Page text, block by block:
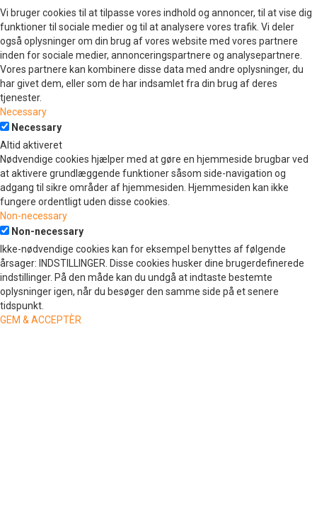
Vi bruger cookies til at tilpasse vores indhold og annoncer, til at vise dig
funktioner til sociale medier og til at analysere vores trafik. Vi deler
også oplysninger om din brug af vores website med vores partnere
inden for sociale medier, annonceringspartnere og analysepartnere.
Vores partnere kan kombinere disse data med andre oplysninger, du
har givet dem, eller som de har indsamlet fra din brug af deres
tjenester.
Necessary
Necessary
Altid aktiveret
Nødvendige cookies hjælper med at gøre en hjemmeside brugbar ved
at aktivere grundlæggende funktioner såsom side-navigation og
adgang til sikre områder af hjemmesiden. Hjemmesiden kan ikke
fungere ordentligt uden disse cookies.
Non-necessary
Non-necessary
Ikke-nødvendige cookies kan for eksempel benyttes af følgende
årsager: INDSTILLINGER. Disse cookies husker dine brugerdefinerede
indstillinger. På den måde kan du undgå at indtaste bestemte
oplysninger igen, når du besøger den samme side på et senere
tidspunkt.
GEM & ACCEPTÈR